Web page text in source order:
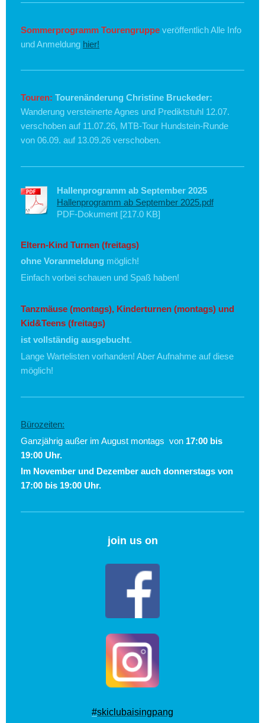
Sommerprogramm Tourengruppe veröffentlich Alle Info
und Anmeldung hier!
Touren: Tourenänderung Christine Bruckeder:
Wanderung versteinerte Agnes und Prediktstuhl 12.07.
verschoben auf 11.07.26, MTB-Tour Hundstein-Runde
von 06.09. auf 13.09.26 verschoben.
Hallenprogramm ab September 2025
Hallenprogramm ab September 2025.pdf
PDF-Dokument [217.0 KB]
Eltern-Kind Turnen (freitags)
ohne Voranmeldung möglich!
Einfach vorbei schauen und Spaß haben!
Tanzmäuse (montags), Kinderturnen (montags) und
Kid&Teens (freitags)
ist vollständig ausgebucht.
Lange Wartelisten vorhanden! Aber Aufnahme auf diese
möglich!
Bürozeiten:
Ganzjährig außer im August montags von 17:00 bis
19:00 Uhr.
Im November und Dezember auch donnerstags von
17:00 bis 19:00 Uhr.
join us on
#skiclubaisingpang